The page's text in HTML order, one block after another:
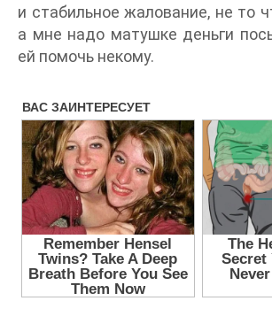
и стабильное жалование, не то
а мне надо матушке деньги
ей помочь некому.